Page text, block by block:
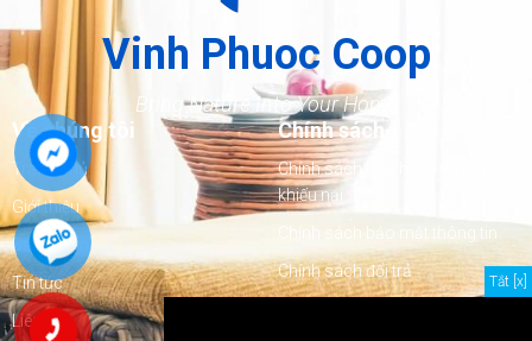
Vinh Phuoc Coop
Bring Nature Into Your Home
Về chúng tôi
Trang chủ
Giới thiệu
Sản phẩm
Tin tức
Liên hệ
Chính sách
Chính sách bảo hành và xử lý
khiếu nại
Chính sách bảo mật thông tin
Chính sách đổi trả
Tắt [x]